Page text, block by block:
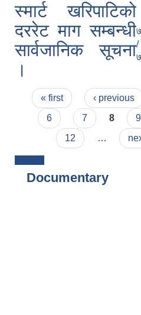
स्मार्ट खरिपाटिको
दररेट माग सम्बन्धी
सार्वजानिक सूचना
।
/
Pages
« first ‹ previous
6
7 8 9
12
…
Documentary